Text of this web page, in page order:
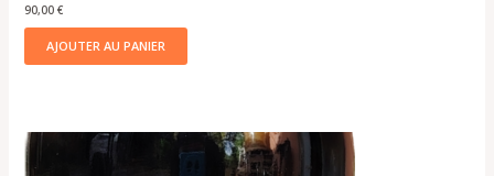
90,00€
AJOUTER AU PANIER